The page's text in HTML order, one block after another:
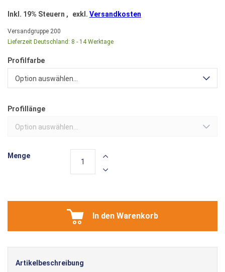
Inkl. 19% Steuern , exkl. Versandkosten
Versandgruppe 200
Lieferzeit Deutschland: 8 - 14 Werktage
Profilfarbe
Option auswählen...
Profillänge
Option auswählen...
Menge
In den Warenkorb
Artikelbeschreibung